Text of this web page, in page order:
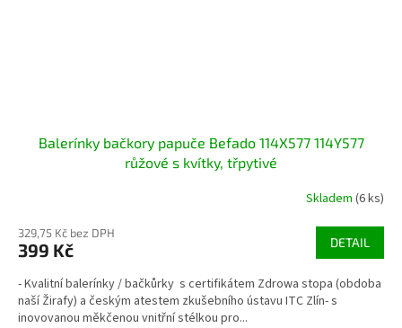
Balerínky bačkory papuče Befado 114X577 114Y577
růžové s kvítky, třpytivé
Skladem (6 ks)
329,75 Kč bez DPH
399 Kč DETAIL
- Kvalitní balerínky / bačkůrky s certifikátem Zdrowa stopa (obdoba
naší Žirafy) a českým atestem zkušebního ústavu ITC Zlín- s
inovovanou měkčenou vnitřní stélkou pro...